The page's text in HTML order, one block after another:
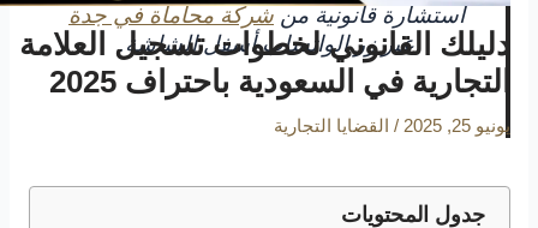
دليلك القانوني لخطوات تسجيل العلامة
التجارية في السعودية باحتراف 2025
يونيو 25, 2025 / القضايا التجارية
استشارة قانونية منشركة محاماة في جدة
عبر زر الواتساب أسفل الشاشة.
جدول المحتويات